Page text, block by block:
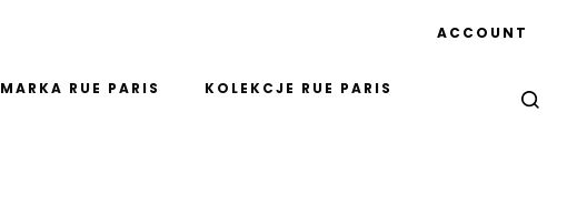
MARKA RUE PARIS KOLEKCJE RUE PARIS
ACCOUNT